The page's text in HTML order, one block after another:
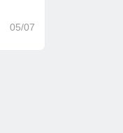
05/07